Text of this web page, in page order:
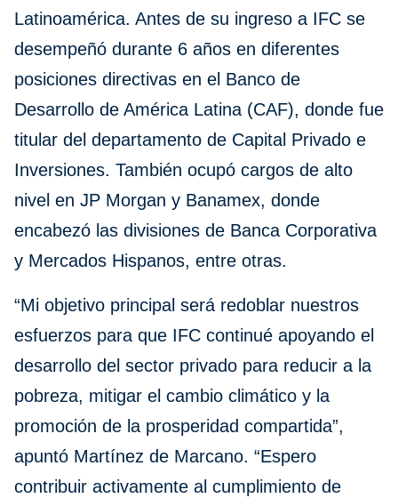
Latinoamérica. Antes de su ingreso a IFC se
desempeñó durante 6 años en diferentes
posiciones directivas en el Banco de
Desarrollo de América Latina (CAF), donde fue
titular del departamento de Capital Privado e
Inversiones. También ocupó cargos de alto
nivel en JP Morgan y Banamex, donde
encabezó las divisiones de Banca Corporativa
y Mercados Hispanos, entre otras.
“Mi objetivo principal será redoblar nuestros
esfuerzos para que IFC continué apoyando el
desarrollo del sector privado para reducir a la
pobreza, mitigar el cambio climático y la
promoción de la prosperidad compartida”,
apuntó Martínez de Marcano. “Espero
contribuir activamente al cumplimiento de